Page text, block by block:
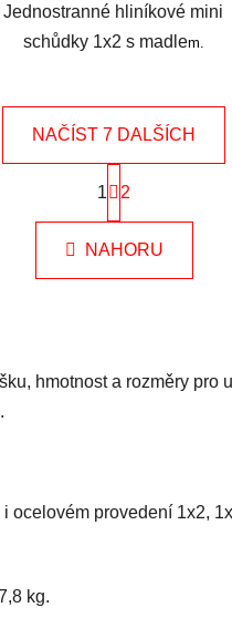
Jednostranné hliníkové mini
schůdky 1x2 s madlem.
O
v
l
á
í
v
NAČÍST 7 DALŠÍCH
S
t
n
k
í
1 2
NAHORU
hmotnost a rozměry pro
ocelovém provedení 1x2,
kg.